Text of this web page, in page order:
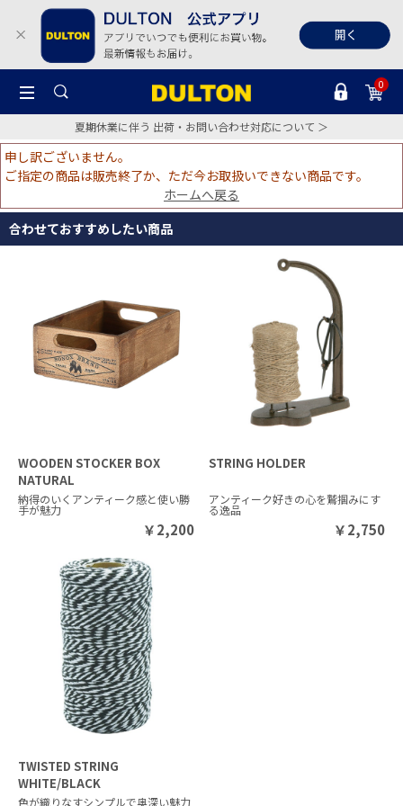
0
夏期休業に伴う 出荷・お問い合わせ対応について ＞
申し訳ございません。
ご指定の商品は販売終了か、ただ今お取扱いできない商品です。
ホームへ戻る
合わせておすすめしたい商品
WOODEN STOCKER BOX
NATURAL
納得のいくアンティーク感と使い勝
手が魅力
￥2,200
STRING HOLDER
アンティーク好きの心を鷲掴みにす
る逸品
￥2,750
TWISTED STRING
WHITE/BLACK
色が織りなすシンプルで奥深い魅力